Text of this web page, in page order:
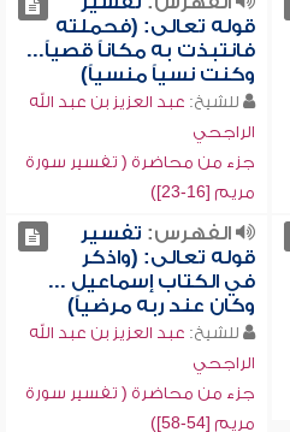
قوله تعالى: (فحملته
فانتبذت به مكاناً قصياً...
وكنت نسياً منسياً)
للشيخ: عبد العزيز بن عبد الله
الراجحي
جزء من محاضرة ( تفسير سورة
مريم [16-23])
الفهرس: تفسير
قوله تعالى: (واذكر
في الكتاب إسماعيل ...
وكان عند ربه مرضياً)
للشيخ: عبد العزيز بن عبد الله
الراجحي
جزء من محاضرة ( تفسير سورة
مريم [54-58])